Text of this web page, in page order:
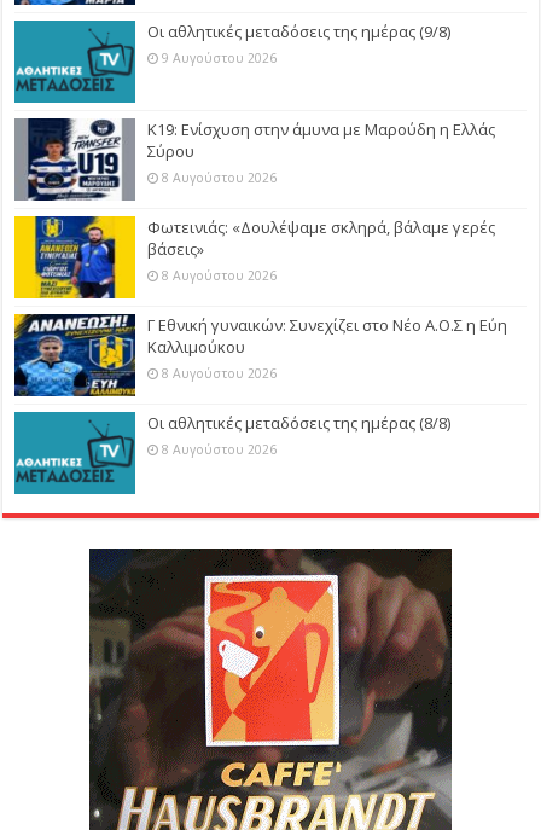
Οι αθλητικές μεταδόσεις της ημέρας (9/8)
9 Αυγούστου 2026
Κ19: Ενίσχυση στην άμυνα με Μαρούδη η Ελλάς
Σύρου
8 Αυγούστου 2026
Φωτεινιάς: «Δουλέψαμε σκληρά, βάλαμε γερές
βάσεις»
8 Αυγούστου 2026
Γ Εθνική γυναικών: Συνεχίζει στο Νέο Α.Ο.Σ η Εύη
Καλλιμούκου
8 Αυγούστου 2026
Οι αθλητικές μεταδόσεις της ημέρας (8/8)
8 Αυγούστου 2026